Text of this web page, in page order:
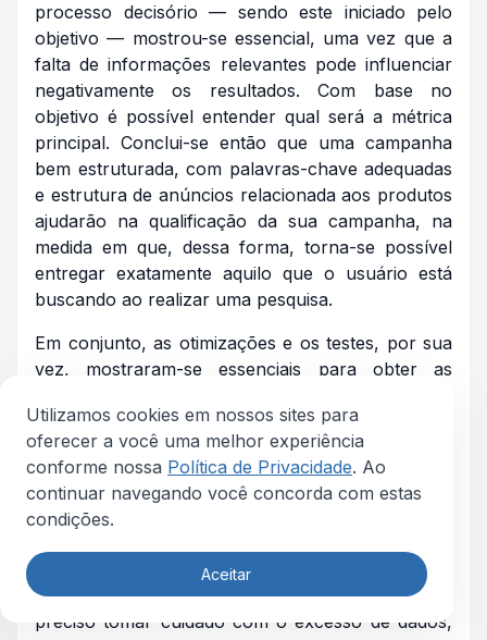
Utilizamos cookies em nossos sites para
oferecer a você uma melhor experiência
conforme nossa Política de Privacidade. Ao
continuar navegando você concorda com estas
condições.
Aceitar
processo decisório — sendo este iniciado pelo
objetivo — mostrou-se essencial, uma vez que a
falta de informações relevantes pode influenciar
negativamente os resultados. Com base no
objetivo é possível entender qual será a métrica
principal. Conclui-se então que uma campanha
bem estruturada, com palavras-chave adequadas
e estrutura de anúncios relacionada aos produtos
ajudarão na qualificação da sua campanha, na
medida em que, dessa forma, torna-se possível
entregar exatamente aquilo que o usuário está
buscando ao realizar uma pesquisa.
Em conjunto, as otimizações e os testes, por sua
vez, mostraram-se essenciais para obter as
principalmente pelo fato de que cada cliente
possui um comportamento específico para ação
de acordo com o seu segmento.
Confirmou-se no estudo que os dados são de
principalmente para entender se os testes e
otimizações estão funcionando. Contudo, é
preciso tomar cuidado com o excesso de dados,